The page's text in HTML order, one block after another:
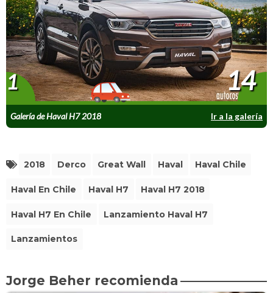
Galería de Haval H7 2018 Ir a la galería
1 14
2018 Derco Great Wall Haval Haval Chile
Haval En Chile Haval H7 Haval H7 2018
Haval H7 En Chile Lanzamiento Haval H7
Lanzamientos
Jorge Beher recomienda